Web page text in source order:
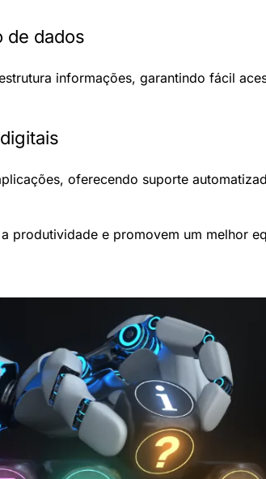
de dados
informações, garantindo fácil
oferecendo suporte
produtividade e promovem um melhor